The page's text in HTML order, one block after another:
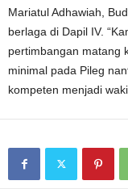
Mariatul Adhawiah,
berlaga di Dapil IV.
pertimbangan matang
minimal pada Pileg
kompeten menjadi